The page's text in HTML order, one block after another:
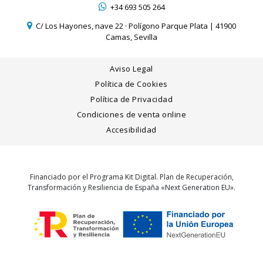
+34 693 505 264
C/ Los Hayones, nave 22 · Polígono Parque Plata | 41900
Camas, Sevilla
Aviso Legal
Política de Cookies
Política de Privacidad
Condiciones de venta online
Accesibilidad
Financiado por el Programa Kit Digital. Plan de Recuperación,
Transformación y Resiliencia de España «Next Generation EU».